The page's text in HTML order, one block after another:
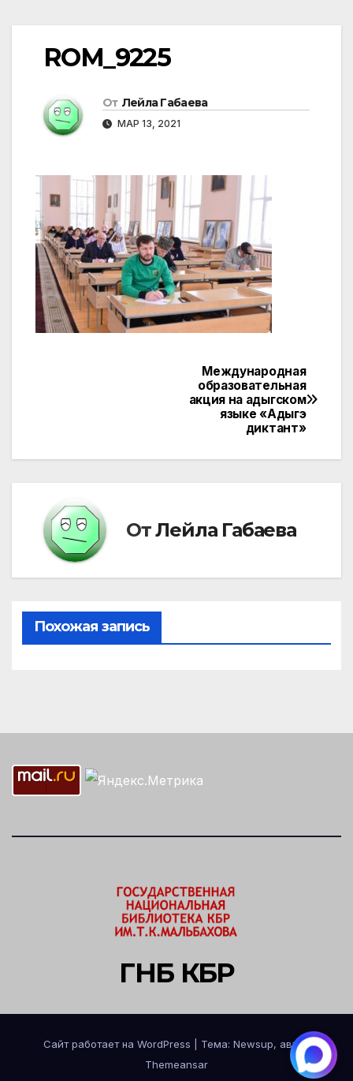
ROM_9225
От Лейла Габаева
МАР 13, 2021
Международная
образовательная
акция на адыгском
языке «Адыгэ
диктант»
ОтЛейла Габаева
Похожая запись
ГНБ КБР
Сайт работает на WordPress
Тема: Newsup, автор
Themeansar